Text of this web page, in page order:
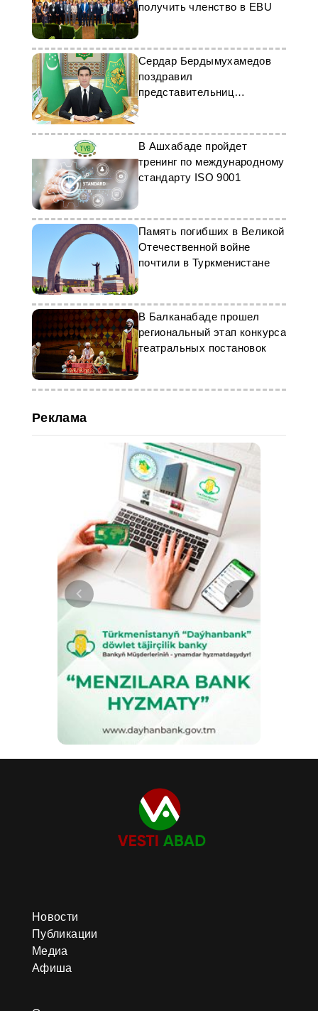
получить членство в EBU
Сердар Бердымухамедов
поздравил
представительниц
прекрасного пола
В Ашхабаде пройдет
тренинг по международному
стандарту ISO 9001
Память погибших в Великой
Отечественной войне
почтили в Туркменистане
В Балканабаде прошел
региональный этап конкурса
театральных постановок
Реклама
Новости
Публикации
Медиа
Афиша